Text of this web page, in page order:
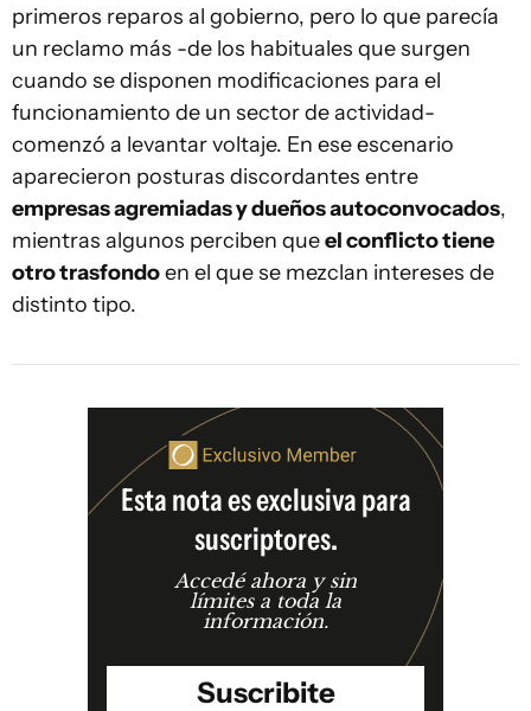
primeros reparos al gobierno, pero lo que parecía
un reclamo más -de los habituales que surgen
cuando se disponen modificaciones para el
funcionamiento de un sector de actividad-
comenzó a levantar voltaje. En ese escenario
aparecieron posturas discordantes entre
empresas agremiadas y dueños autoconvocados,
mientras algunos perciben queel conflicto tiene
otro trasfondoen el que se mezclan intereses de
distinto tipo.
Esta nota es exclusiva para
suscriptores.
Accedé ahora y sin
límites a toda la
información.
Suscribite